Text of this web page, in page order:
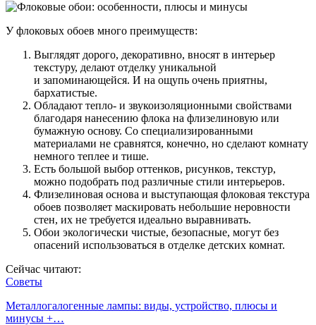
У флоковых обоев много преимуществ:
Выглядят дорого, декоративно, вносят в интерьер
текстуру, делают отделку уникальной
и запоминающейся. И на ощупь очень приятны,
бархатистые.
Обладают тепло- и звукоизоляционными свойствами
благодаря нанесению флока на флизелиновую или
бумажную основу. Со специализированными
материалами не сравнятся, конечно, но сделают комнату
немного теплее и тише.
Есть большой выбор оттенков, рисунков, текстур,
можно подобрать под различные стили интерьеров.
Флизелиновая основа и выступающая флоковая текстура
обоев позволяет маскировать небольшие неровности
стен, их не требуется идеально выравнивать.
Обои экологически чистые, безопасные, могут без
опасений использоваться в отделке детских комнат.
Сейчас читают:
Советы
Металлогалогенные лампы: виды, устройство, плюсы и
минусы +…